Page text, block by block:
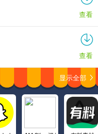
查看
查看
显示全部